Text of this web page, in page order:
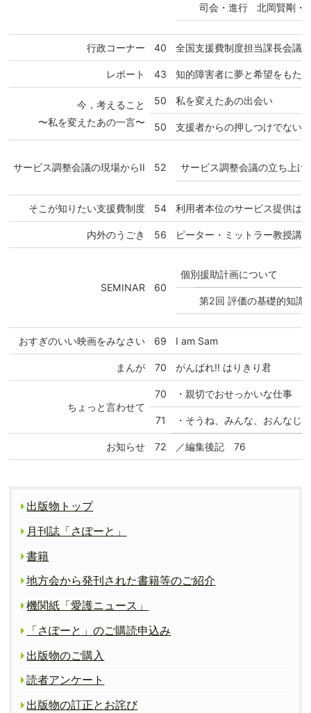
司会・進行 北岡賢剛・
行政コーナー 40 全国支援費制度担当課長会議
レポート 43 知的障害者に夢と希望をもた
今，考えること
〜私を変えたあの一言〜
50 私を変えたあの出会い
50 支援者からの押しつけでない
サービス調整会議の現場からII 52 サービス調整会議の立ち上げ
そこが知りたい支援費制度 54 利用者本位のサービス提供は
内外のうごき 56 ピーター・ミットラー教授講
SEMINAR 60
個別援助計画について
第2回 評価の基礎的知識
おすぎのいい映画をみなさい 69 I am Sam
まんが 70 がんばれ!! はりきり君
ちょっと言わせて
70 ・親切でおせっかいな仕事
71 ・そうね、みんな、おんなじ
お知らせ 72 ／編集後記 76
出版物トップ
月刊誌「さぽーと」
書籍
地方会から発刊された書籍等のご紹介
機関紙「愛護ニュース」
「さぽーと」のご購読申込み
出版物のご購入
読者アンケート
出版物の訂正とお詫び